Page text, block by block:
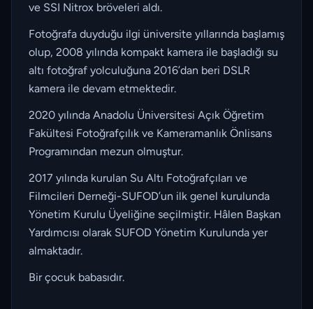
ve SSI Nitrox bröveleri aldı.
Fotoğrafa duyduğu ilgi üniversite yıllarında başlamış
olup, 2008 yılında kompakt kamera ile başladığı su
altı fotoğraf yolculuğuna 2016’dan beri DSLR
kamera ile devam etmektedir.
2020 yılında Anadolu Üniversitesi Açık Öğretim
Fakültesi Fotoğrafçılık ve Kameramanlık Önlisans
Programından mezun olmuştur.
2017 yılında kurulan Su Altı Fotoğrafçıları ve
Filmcileri Derneği-SUFOD’un ilk genel kurulunda
Yönetim Kurulu Üyeliğine seçilmiştir. Hâlen Başkan
Yardımcısı olarak SUFOD Yönetim Kurulunda yer
almaktadır.
Bir çocuk babasıdır.